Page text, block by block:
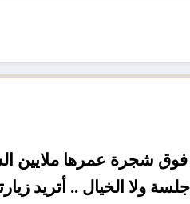
شجرة عمرها ملايين
ولا الخيال .. أتريد